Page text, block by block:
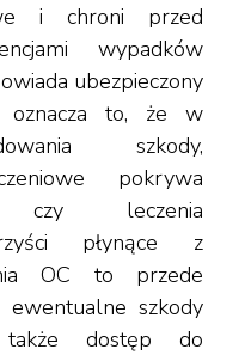
i chroni przed
wypadków
ubezpieczony
oznacza to, że w
szkody,
pokrywa
czy leczenia
płynące z
OC to przede
szkody
dostęp do